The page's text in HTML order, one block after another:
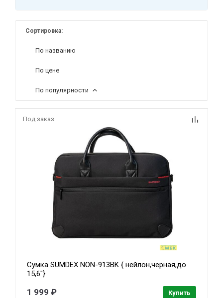
Сортировка:
По названию
По цене
По популярности
Под заказ
Сумка SUMDEX NON-913BK { нейлон,черная,до
15,6"}
1 999 ₽ Купить